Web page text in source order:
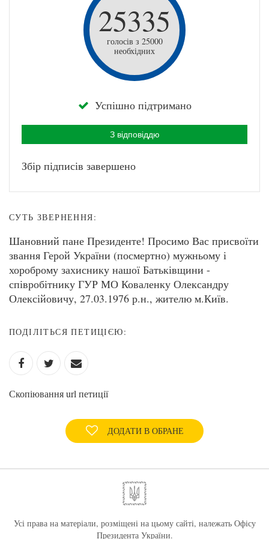
25335
голосів з 25000
необхідних
Успішно підтримано
З відповіддю
Збір підписів завершено
СУТЬ ЗВЕРНЕННЯ:
Шановний пане Президенте! Просимо Вас присвоїти
звання Герой України (посмертно) мужньому і
хороброму захиснику нашої Батьківщини -
співробітнику ГУР МО Коваленку Олександру
Олексійовичу, 27.03.1976 р.н., жителю м.Київ.
ПОДІЛІТЬСЯ ПЕТИЦІЄЮ:
Скопіювання url петиції
ДОДАТИ В ОБРАНЕ
Усі права на матеріали, розміщені на цьому сайті, належать Офісу
Президента України.